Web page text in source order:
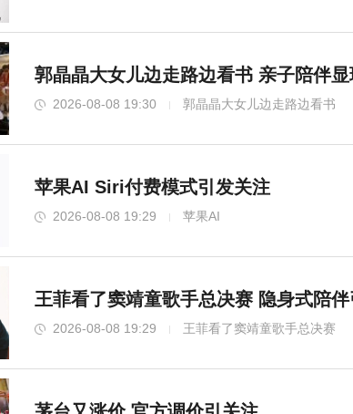
郭晶晶大女儿边走路边看书 亲子陪伴
2026-08-08 19:30 郭晶晶大女儿边走路边看书
苹果AI Siri付费模式引发关注
2026-08-08 19:29 苹果AI
王菲看了窦靖童歌手总决赛 隐身式陪
2026-08-08 19:29 王菲看了窦靖童歌手总决赛